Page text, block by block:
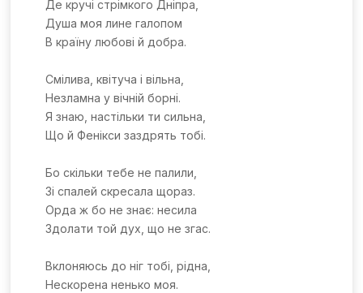
Де кручі стрімкого Дніпра,
Душа моя лине галопом
В країну любові й добра.
Смілива, квітуча і вільна,
Незламна у вічній борні.
Я знаю, настільки ти сильна,
Що й Фенікси заздрять тобі.
Бо скільки тебе не палили,
Зі спалей скресала щораз.
Орда ж бо не знає: несила
Здолати той дух, що не згас.
Вклоняюсь до ніг тобі, рідна,
Нескорена ненько моя.